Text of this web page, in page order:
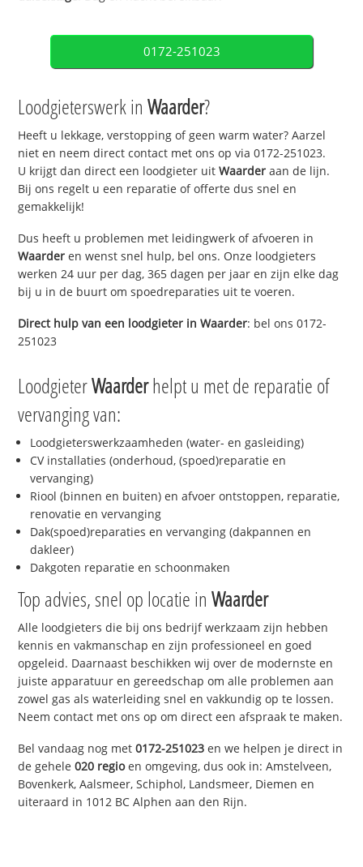
0172-251023
Loodgieterswerk inWaarder?
Heeft u lekkage, verstopping of geen warm water? Aarzel
niet en neem direct contact met ons op via 0172-251023.
U krijgt dan direct een loodgieter uitWaarder aan de lijn.
Bij ons regelt u een reparatie of offerte dus snel en
gemakkelijk!
Dus heeft u problemen met leidingwerk of afvoeren in
Waarder en wenst snel hulp, bel ons. Onze loodgieters
werken 24 uur per dag, 365 dagen per jaar en zijn elke dag
bij u in de buurt om spoedreparaties uit te voeren.
Direct hulp van een loodgieter inWaarder: bel ons 0172-
251023
LoodgieterWaarderhelpt u met de reparatie of
vervanging van:
Loodgieterswerkzaamheden (water- en gasleiding)
CV installaties (onderhoud, (spoed)reparatie en
vervanging)
Riool (binnen en buiten) en afvoer ontstoppen, reparatie,
renovatie en vervanging
Dak(spoed)reparaties en vervanging (dakpannen en
dakleer)
Dakgoten reparatie en schoonmaken
Top advies, snel op locatie inWaarder
Alle loodgieters die bij ons bedrijf werkzaam zijn hebben
kennis en vakmanschap en zijn professioneel en goed
opgeleid. Daarnaast beschikken wij over de modernste en
juiste apparatuur en gereedschap om alle problemen aan
zowel gas als waterleiding snel en vakkundig op te lossen.
Neem contact met ons op om direct een afspraak te maken.
Bel vandaag nog met0172-251023 en we helpen je direct in
de gehele020 regioen omgeving, dus ook in: Amstelveen,
Bovenkerk, Aalsmeer, Schiphol, Landsmeer, Diemen en
uiteraard in 1012 BC Alphen aan den Rijn.